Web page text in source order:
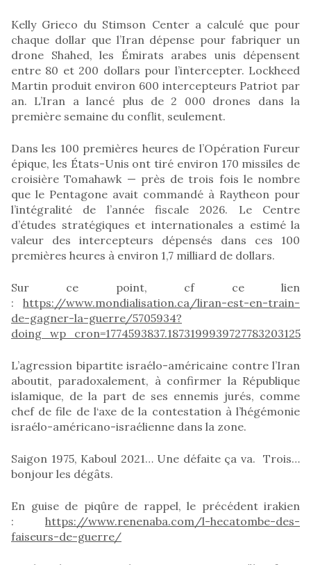
Kelly Grieco du Stimson Center a calculé que pour
chaque dollar que l’Iran dépense pour fabriquer un
drone Shahed, les Émirats arabes unis dépensent
entre 80 et 200 dollars pour l’intercepter. Lockheed
Martin produit environ 600 intercepteurs Patriot par
an. L’Iran a lancé plus de 2 000 drones dans la
première semaine du conflit, seulement.
Dans les 100 premières heures de l’Opération Fureur
épique, les États-Unis ont tiré environ 170 missiles de
croisière Tomahawk — près de trois fois le nombre
que le Pentagone avait commandé à Raytheon pour
l’intégralité de l’année fiscale 2026. Le Centre
d’études stratégiques et internationales a estimé la
valeur des intercepteurs dépensés dans ces 100
premières heures à environ 1,7 milliard de dollars.
Sur ce point, cf ce lien
: https://www.mondialisation.ca/liran-est-en-train-
de-gagner-la-guerre/5705934?
doing_wp_cron=1774593837.1873199939727783203125
L’agression bipartite israélo-américaine contre l’Iran
aboutit, paradoxalement, à confirmer la République
islamique, de la part de ses ennemis jurés, comme
chef de file de l‘axe de la contestation à l’hégémonie
israélo-américano-israélienne dans la zone.
Saigon 1975, Kaboul 2021… Une défaite ça va. Trois…
bonjour les dégâts.
En guise de piqûre de rappel, le précédent irakien
: https://www.renenaba.com/l-hecatombe-des-
faiseurs-de-guerre/